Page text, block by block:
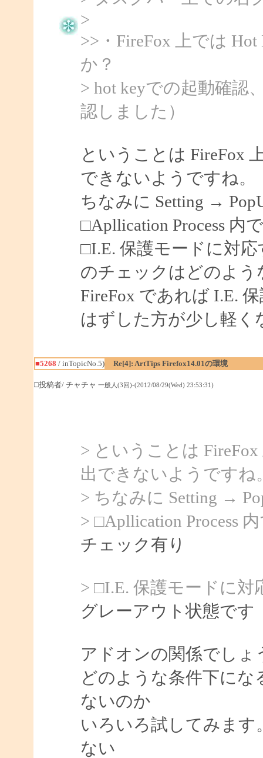
>
>>・FireFox 上では
か？
> hot keyでの起動確認
認しました）
ということは FireFox
できないようですね。
ちなみに Setting →
□Apllication Process 内
□I.E. 保護モードに対応
のチェックはどのよう
FireFox であれば I.E.
はずした方が少し軽く
■5268 / inTopicNo.5) Re[4]: ArtTips Firefox14.01の環境
□投稿者/ チャチャ 一般人(3回)-(2012/08/29(Wed) 23:53:31)
> ということは
出できないようですね
> ちなみに Setting →
> □Apllication Process
チェック有り
> □I.E. 保護モードに対
グレーアウト状態です
アドオンの関係でしょ
どのような条件下に
ないのか
いろいろ試してみま
ない